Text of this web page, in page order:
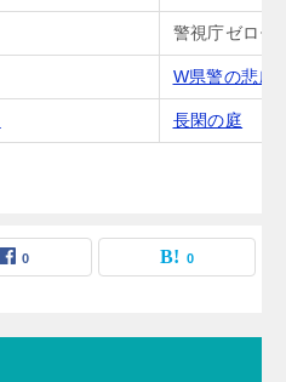
警視庁ゼロ係
W県警の悲劇
長閑の庭
0 0